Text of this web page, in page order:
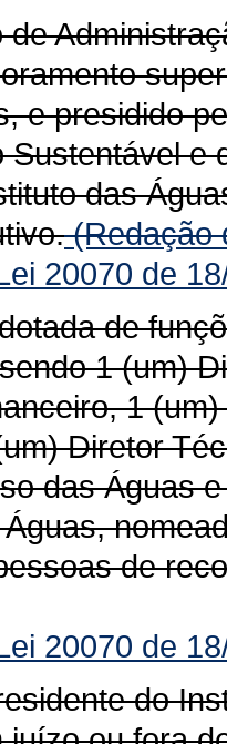
de
e presidido
Sustentável e
das
(Redação
20070 de
de
1 (um)
1
Diretor
das Águas
de
20070 de
do